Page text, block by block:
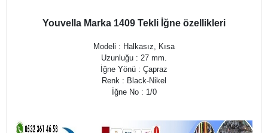
Youvella Marka 1409 Tekli İğne özellikleri
Modeli : Halkasız, Kısa
Uzunluğu : 27 mm.
İğne Yönü : Çapraz
Renk : Black-Nikel
İğne No : 1/0